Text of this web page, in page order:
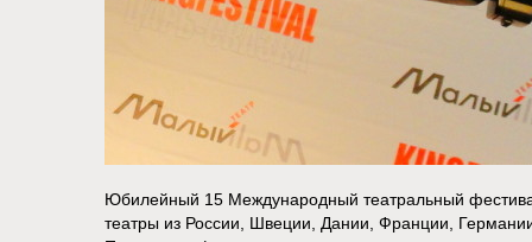
Юбилейный 15 Международный театральный
театры из России, Швеции, Дании, Франции,